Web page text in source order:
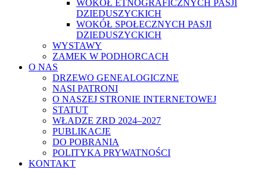
WOKÓŁ ETNOGRAFICZNYCH PASJI
DZIEDUSZYCKICH
WOKÓŁ SPOŁECZNYCH PASJI
DZIEDUSZYCKICH
WYSTAWY
ZAMEK W PODHORCACH
O NAS
DRZEWO GENEALOGICZNE
NASI PATRONI
O NASZEJ STRONIE INTERNETOWEJ
STATUT
WŁADZE ZRD 2024–2027
PUBLIKACJE
DO POBRANIA
POLITYKA PRYWATNOŚCI
KONTAKT